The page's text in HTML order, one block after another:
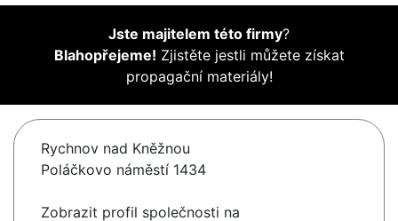
Jste majitelem této firmy?
Blahopřejeme! Zjistěte jestli můžete získat
propagační materiály!
Rychnov nad Kněžnou
Poláčkovo náměstí 1434
Zobrazit profil společnosti na